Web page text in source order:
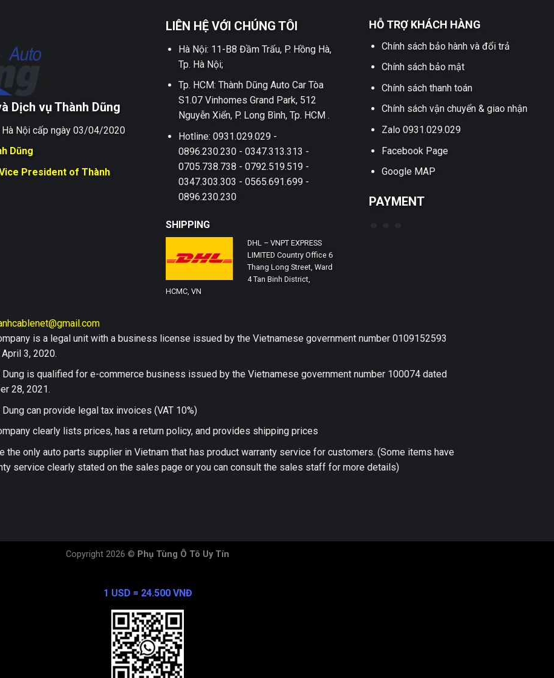
Dịch vụ Thành Dũng
Nội cấp ngày 03/04/2020
Dũng
President of Thành
LIÊN HỆ VỚI CHÚNG TÔI
Hà Nội: 11-B8 Đầm Trấu, P. Hồng Hà,
Tp. Hà Nội;
Tp. HCM: Thành Dũng Auto Car Tòa
S1.07 Vinhomes Grand Park, 512
Nguyễn Xiển, P. Long Bình, Tp. HCM .
Hotline: 0931.029.029 -
0896.230.230 - 0347.313.313 -
0705.738.738 - 0792.519.519 -
0347.303.303 - 0565.691.699 -
0896.230.230
SHIPPING
DHL – VNPT EXPRESS
LIMITED Country Office 6
Thang Long Street, Ward
4 Tan Binh District,
HCMC, VN
HỖ TRỢ KHÁCH HÀNG
Chính sách bảo hành và đổi trả
Chính sách bảo mật
Chính sách thanh toán
Chính sách vận chuyển & giao nhận
Zalo 0931.029.029
Facebook Page
Google MAP
PAYMENT
is a legal unit with a business license issued by the Vietnamese government number 0109152593
3, 2020.
Dung is qualified for e-commerce business issued by the Vietnamese government number 100074 dated
28, 2021.
Dung can provide legal tax invoices (VAT 10%)
clearly lists prices, has a return policy, and provides shipping prices
the only auto parts supplier in Vietnam that has product warranty service for customers. (Some items have
service clearly stated on the sales page or you can consult the sales staff for more details)
Copyright 2026 © Phụ Tùng Ô Tô Uy Tín
1 USD = 24.500 VNĐ